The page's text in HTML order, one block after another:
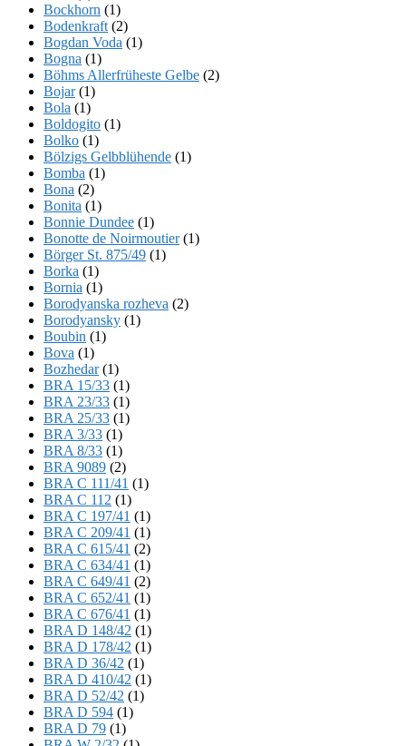
Bockhorn (1)
Bodenkraft (2)
Bogdan Voda (1)
Bogna (1)
Böhms Allerfrüheste Gelbe (2)
Bojar(1)
Bola (1)
Boldogito (1)
Bolko (1)
Bölzigs Gelbblühende (1)
Bomba (1)
Bona (2)
Bonita (1)
Bonnie Dundee (1)
Bonotte de Noirmoutier(1)
Börger St. 875/49 (1)
Borka (1)
Bornia (1)
Borodyanska rozheva (2)
Borodyansky (1)
Boubin (1)
Bova (1)
Bozhedar(1)
BRA 15/33 (1)
BRA 23/33 (1)
BRA 25/33 (1)
BRA 3/33 (1)
BRA 8/33 (1)
BRA 9089 (2)
BRA C 111/41 (1)
BRA C 112 (1)
BRA C 197/41 (1)
BRA C 209/41 (1)
BRA C 615/41 (2)
BRA C 634/41 (1)
BRA C 649/41 (2)
BRA C 652/41 (1)
BRA C 676/41 (1)
BRA D 148/42 (1)
BRA D 178/42 (1)
BRA D 36/42 (1)
BRA D 410/42 (1)
BRA D 52/42 (1)
BRA D 594 (1)
BRA D 79 (1)